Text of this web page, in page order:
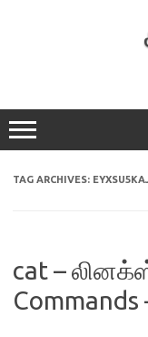
TAG ARCHIVES:
cat –
Commands